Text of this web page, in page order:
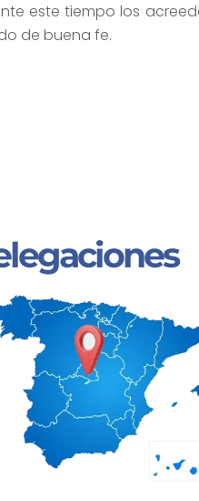
este tiempo los
de buena fe.